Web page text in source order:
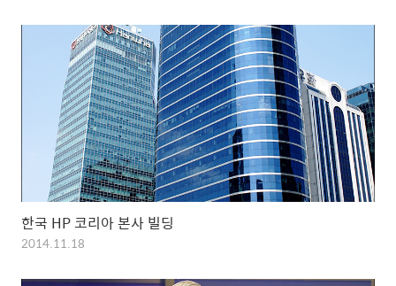
한국 HP 코리아 본사 빌딩
2014.11.18